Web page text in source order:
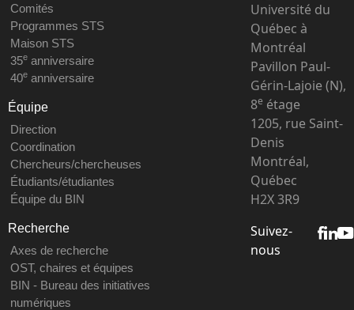
Comités
Programmes STS
Maison STS
35eanniversaire
40eanniversaire
Équipe
Direction
Coordination
Chercheurs/chercheuses
Étudiants/étudiantes
Équipe du BIN
Recherche
Axes de recherche
OST, chaires et équipes
BIN - Bureau des initiatives
numériques
Université du
Québec à
Montréal
Pavillon Paul-
Gérin-Lajoie (N),
8e étage
1205, rue Saint-
Denis
Montréal,
Québec
H2X 3R9
Suivez-
nous